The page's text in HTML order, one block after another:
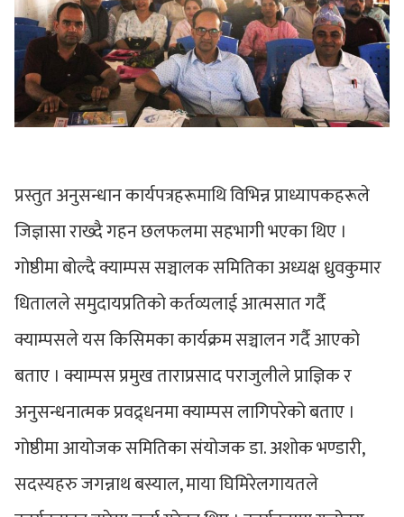
प्रस्तुत अनुसन्धान कार्यपत्रहरूमाथि विभिन्न प्राध्यापकहरूले
जिज्ञासा राख्दै गहन छलफलमा सहभागी भएका थिए ।
गोष्ठीमा बोल्दै क्याम्पस सञ्चालक समितिका अध्यक्ष ध्रुवकुमार
धितालले समुदायप्रतिको कर्तव्यलाई आत्मसात गर्दै
क्याम्पसले यस किसिमका कार्यक्रम सञ्चालन गर्दै आएको
बताए । क्याम्पस प्रमुख ताराप्रसाद पराजुलीले प्राज्ञिक र
अनुसन्धनात्मक प्रवद्र्धनमा क्याम्पस लागिपरेको बताए ।
गोष्ठीमा आयोजक समितिका संयोजक डा. अशोक भण्डारी,
सदस्यहरु जगन्नाथ बस्याल, माया घिमिरेलगायतले